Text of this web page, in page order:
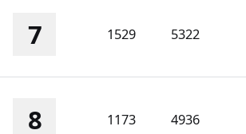
7 1529 5322
8 1173 4936